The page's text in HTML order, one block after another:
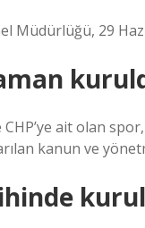
Müdürlüğü, 29
ait olan
kanun ve